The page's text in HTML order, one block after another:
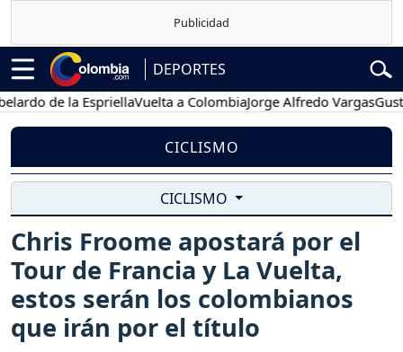
DEPORTES
de la EspriellaVuelta a ColombiaJorge Alfredo VargasGustavo
CICLISMO
CICLISMO
Chris Froome apostará por el
Tour de Francia y La Vuelta,
estos serán los colombianos
que irán por el título